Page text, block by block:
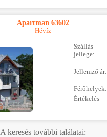
Apartman 63602
Hévíz
Szállás
jellege:
Jellemző ár:
Férőhelyek:
Értékelés
A keresés további találatai: